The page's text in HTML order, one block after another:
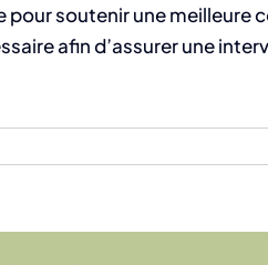
pour soutenir une meilleure
afin d’assurer une